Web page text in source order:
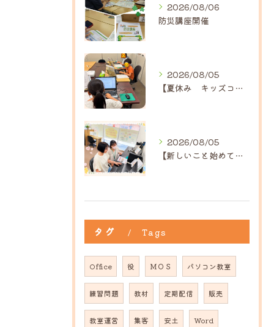
2026/08/06
防災講座開催
2026/08/05
【夏休み キッズコース】｜ひだまり近江八幡教室
2026/08/05
【新しいこと始めてみませんか？】ひだまり高島教室
タグ Tags
Office 役 ＭＯＳ パソコン教室
練習問題 教材 定期配信 販売
教室運営 集客 安土 Word